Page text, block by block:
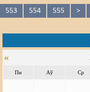
553 554 555 >
«
Пн Аў Ср